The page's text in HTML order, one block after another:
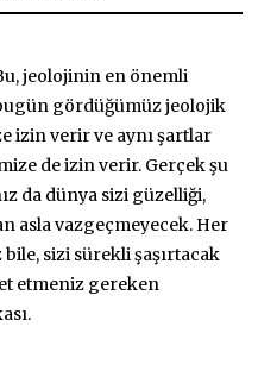
jeolojinin en önemli
gördüğümüz jeolojik
izin verir ve aynı şartlar
de izin verir. Gerçek şu
da dünya sizi güzelliği,
asla vazgeçmeyecek. Her
sizi sürekli şaşırtacak
etmeniz gereken